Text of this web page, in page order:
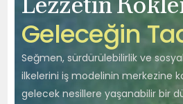
GeleceğinTa
Seğmen, sürdürülebilirlik ve
ilkelerini iş modelinin merkezine
gelecek nesillere yaşanabilir bir